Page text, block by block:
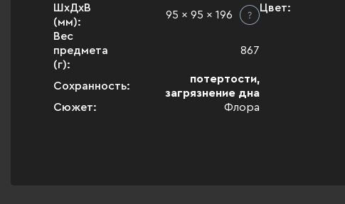
ШхДхВ
(мм):
95 x 95 x 196
Вес
предмета
(г):
867
Сохранность:
потертости,
загрязнение дна
Сюжет:
Флора
Цвет: